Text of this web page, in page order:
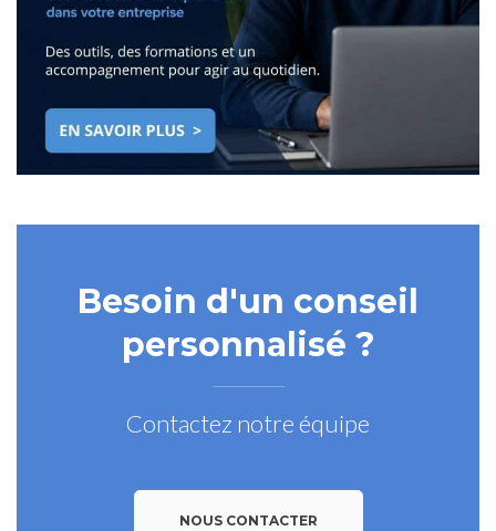
Besoin d'un conseil
personnalisé ?
Contactez notre équipe
NOUS CONTACTER